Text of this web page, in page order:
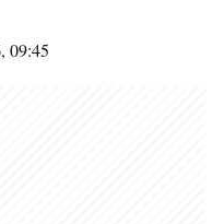
09:45